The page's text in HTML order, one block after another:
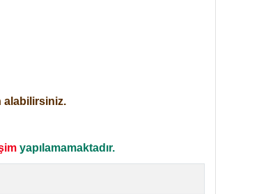
alabilirsiniz.
yapılamamaktadır.